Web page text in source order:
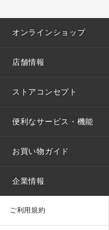
オンラインショップ
店舗情報
ストアコンセプト
便利なサービス・機能
お買い物ガイド
企業情報
ご利用規約